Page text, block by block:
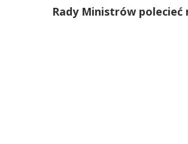
Rady Ministrów polecieć